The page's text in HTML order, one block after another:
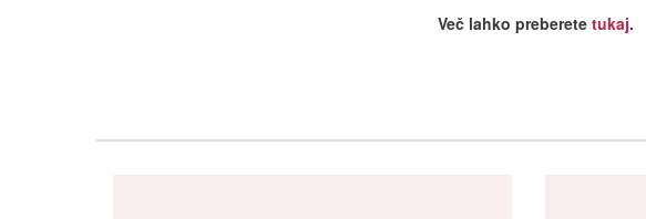
Več lahko preberete tukaj.